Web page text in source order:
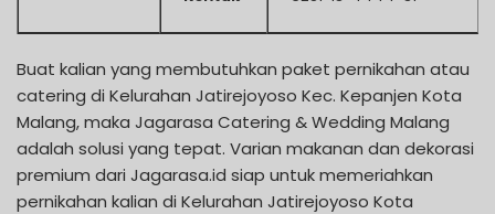
Buat kalian yang membutuhkan paket pernikahan atau
catering di Kelurahan Jatirejoyoso Kec. Kepanjen Kota
Malang, maka Jagarasa Catering & Wedding Malang
adalah solusi yang tepat. Varian makanan dan dekorasi
premium dari Jagarasa.id siap untuk memeriahkan
pernikahan kalian di Kelurahan Jatirejoyoso Kota